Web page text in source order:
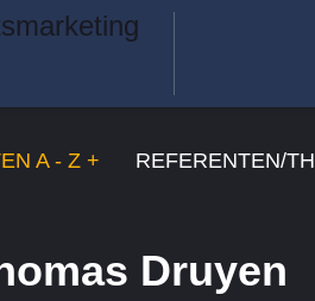
A - Z REFERENTEN/
Druyen